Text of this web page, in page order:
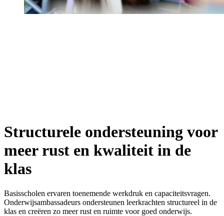
Structurele ondersteuning voor
meer rust en kwaliteit in de
klas
Basisscholen ervaren toenemende werkdruk en capaciteitsvragen.
Onderwijsambassadeurs ondersteunen leerkrachten structureel in de
klas en creëren zo meer rust en ruimte voor goed onderwijs.